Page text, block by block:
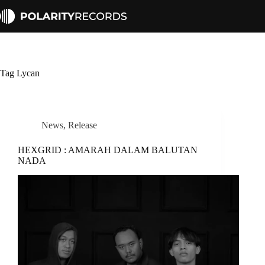
to
content
Tag Lycan
News, Release
HEXGRID : AMARAH DALAM BALUTAN
NADA